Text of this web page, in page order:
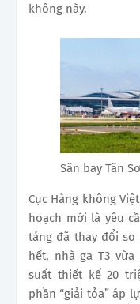
không này.
Sân bay Tân
Cục Hàng không
hoạch mới là yêu
tảng đã thay đổi so
hết, nhà ga T3
suất thiết kế 20
phần “giải tỏa” áp